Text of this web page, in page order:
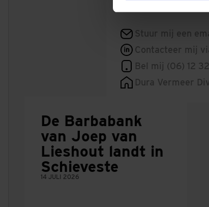
Stuur mij een
Contacteer mij
Bel mij (06) 12
Dura Vermeer
De Barbabank
van Joep van
Lieshout landt in
Schieveste
14 JULI 2026